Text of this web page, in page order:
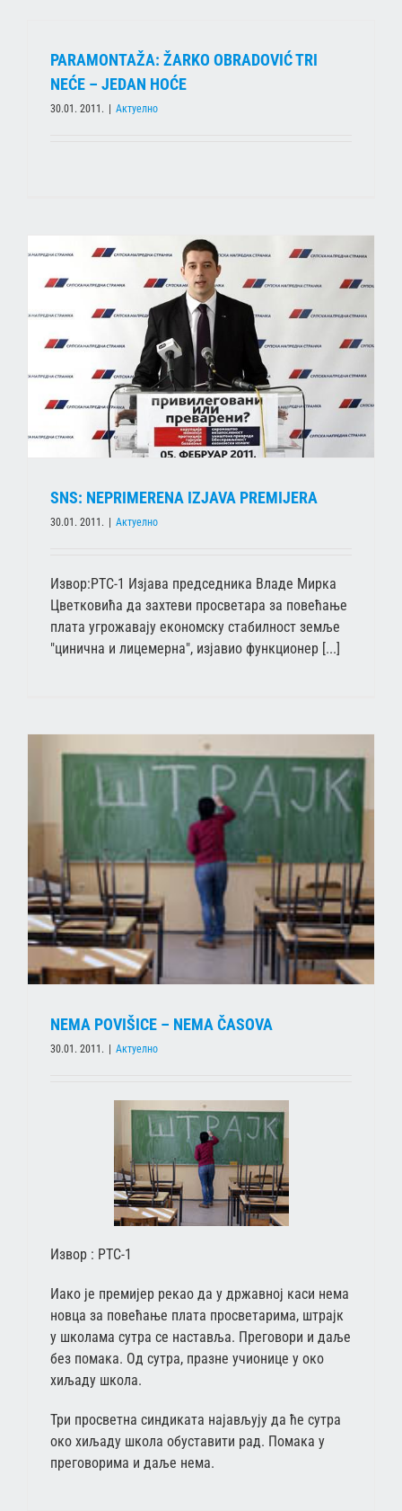
PARAMONTAŽA: ŽARKO OBRADOVIĆ TRI
NEĆE – JEDAN HOĆE
30.01. 2011. Актуелно
SNS: NEPRIMERENA IZJAVA PREMIJERA
30.01. 2011. | Актуелно
Извор:РТС-1 Изјава председника Владе Мирка
Цветковића да захтеви просветара за повећање
плата угрожавају економску стабилност земље
"цинична и лицемерна", изјавио функционер [...]
NEMA POVIŠICE – NEMA ČASOVA
30.01. 2011. | Актуелно
Извор : РТС-1
Иако је премијер рекао да у државној каси нема
новца за повећање плата просветарима, штрајк
у школама сутра се наставља. Преговори и даље
без помака. Од сутра, празне учионице у око
хиљаду школа.
Три просветна синдиката најављују да ће сутра
око хиљаду школа обуставити рад. Помака у
преговорима и даље нема.